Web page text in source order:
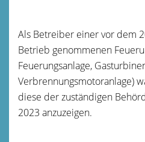
Als Betreiber einer vor dem
Betrieb genommenen
Feuerungsanlage,
Verbrennungsmotoranlage)
diese der zuständigen
2023 anzuzeigen.